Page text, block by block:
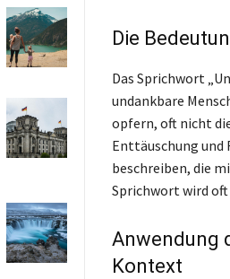
Die
Das Sprichwort
undankbare
opfern, oft nicht
Enttäuschung und
beschreiben, die
Sprichwort wird oft
Anwendung
Kontext